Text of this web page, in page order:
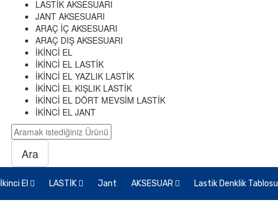
LASTİK AKSESUARI
JANT AKSESUARI
ARAÇ İÇ AKSESUARI
ARAÇ DIŞ AKSESUARI
İKİNCİ EL
İKİNCİ EL LASTİK
İKİNCİ EL YAZLIK LASTİK
İKİNCİ EL KIŞLIK LASTİK
İKİNCİ EL DÖRT MEVSİM LASTİK
İKİNCİ EL JANT
Ara
İkinci El LASTİK Jant AKSESUAR Lastik Denklik Tablosu